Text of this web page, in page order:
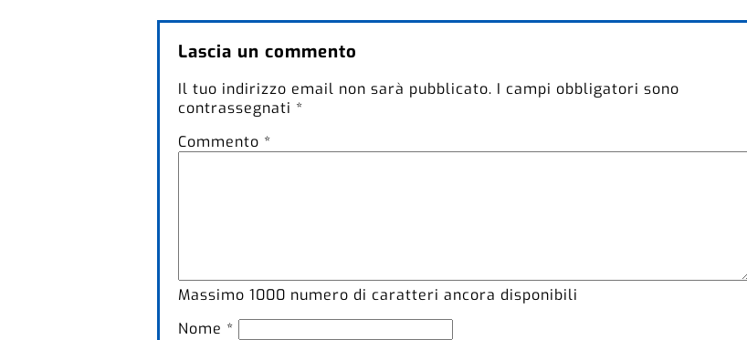
Lascia un commento
Il tuo indirizzo email non sarà pubblicato. I campi obbligatori sono
contrassegnati *
Commento *
Massimo 1000 numero di caratteri ancora disponibili
Nome *